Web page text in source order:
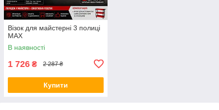
Візок для майстерні 3 полиці
MAX
В наявності
1 726 ₴ 2 287 ₴
Купити